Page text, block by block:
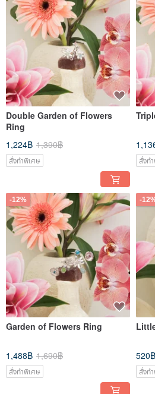
Double Garden of Flowers
Ring
1,224฿ 1,390฿
สั่งทำพิเศษ สั่งท
-12%
Garden of Flowers Ring
1,488฿ 1,690฿
สั่งทำพิเศษ
-
520฿
สั่งท